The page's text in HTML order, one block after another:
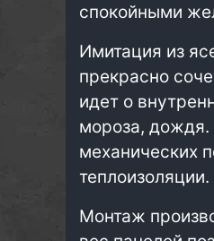
спокойными
Имитация из
прекрасно
идет о
мороза, дождя.
механических
теплоизоляции.
Монтаж